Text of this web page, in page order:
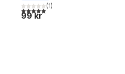
antal röster:
5,0utav 5 stjärnor. Totalt antal röster:
(1)
99 kr